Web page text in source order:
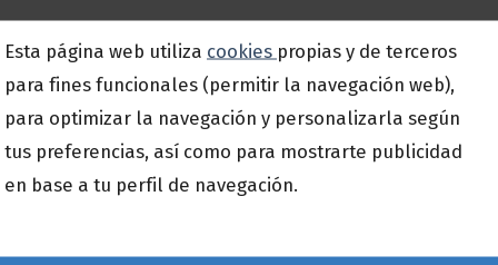
Suscríbete a nuestra newsletter
Esta página web utiliza cookies propias y de terceros
para fines funcionales (permitir la navegación web),
para optimizar la navegación y personalizarla según
tus preferencias, así como para mostrarte publicidad
en base a tu perfil de navegación.